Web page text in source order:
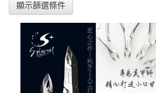
顯示篩選條件